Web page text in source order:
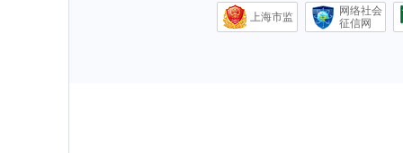
上海市监
网络社会
征信网